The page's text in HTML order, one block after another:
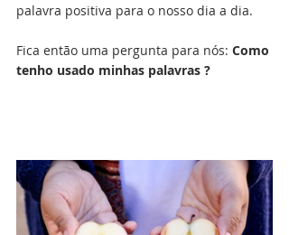
palavra positiva para o nosso dia a dia.
Fica então uma pergunta para nós: Como
tenho usado minhas palavras ?